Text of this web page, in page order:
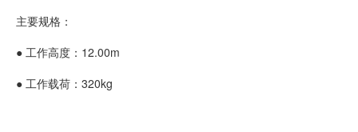
主要规格：
● 工作高度：12.00m
● 工作载荷：320kg